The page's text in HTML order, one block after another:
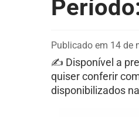
Publicado em 14 de
✍️ Disponível a
quiser conferir
disponibilizados